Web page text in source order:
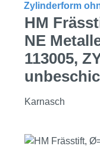
Zylinderform
HM
NE
113005,
Karnasch
Bildergalerie